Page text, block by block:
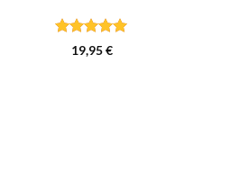
Ocenjeno
od 5
19,95€